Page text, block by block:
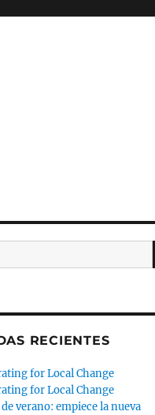
RECIENTES
for Local Change
for Local Change
verano: empiece la nueva